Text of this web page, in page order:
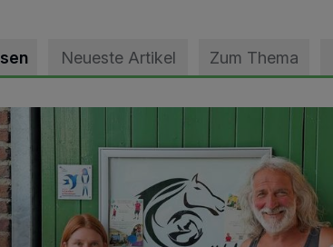
Neueste Artikel Zum Thema
für den Artenschutz gewürdigt